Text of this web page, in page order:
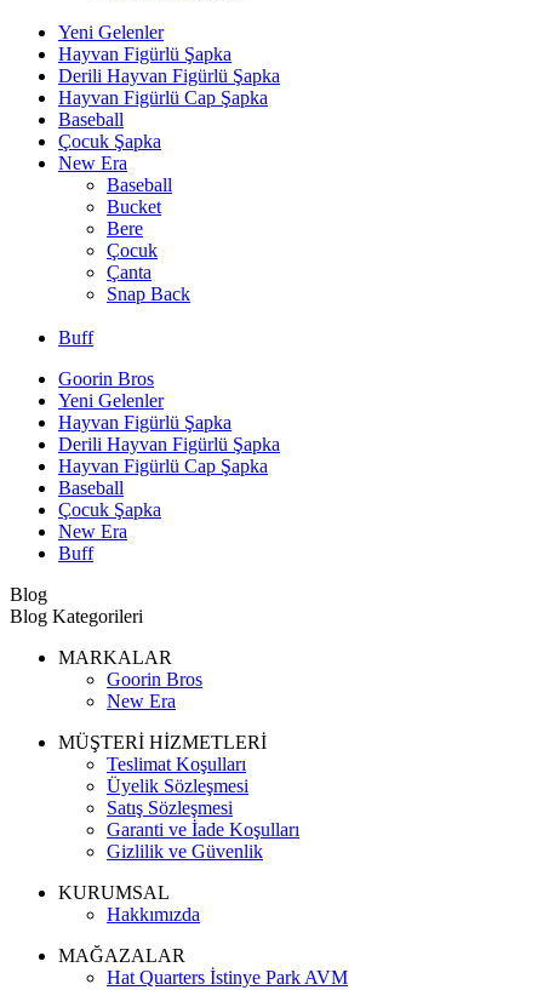
Yeni Gelenler
Hayvan Figürlü Şapka
Derili Hayvan Figürlü Şapka
Hayvan Figürlü Cap Şapka
Baseball
Çocuk Şapka
New Era
Baseball
Bucket
Bere
Çocuk
Çanta
Snap Back
Buff
Goorin Bros
Yeni Gelenler
Hayvan Figürlü Şapka
Derili Hayvan Figürlü Şapka
Hayvan Figürlü Cap Şapka
Baseball
Çocuk Şapka
New Era
Buff
Blog
Blog Kategorileri
MARKALAR
Goorin Bros
New Era
MÜŞTERİ HİZMETLERİ
Teslimat Koşulları
Üyelik Sözleşmesi
Satış Sözleşmesi
Garanti ve İade Koşulları
Gizlilik ve Güvenlik
KURUMSAL
Hakkımızda
MAĞAZALAR
Hat Quarters İstinye Park AVM